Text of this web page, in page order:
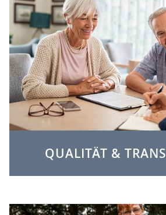
QUALITÄT &